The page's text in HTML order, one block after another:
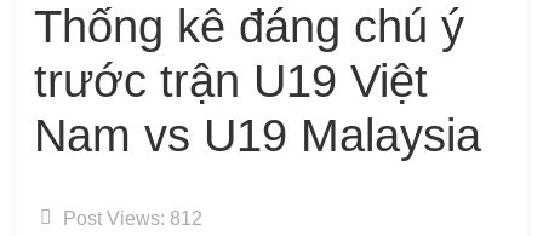
Thống kê đáng chú ý
trước trận U19 Việt
Nam vs U19 Malaysia
Post Views: 812